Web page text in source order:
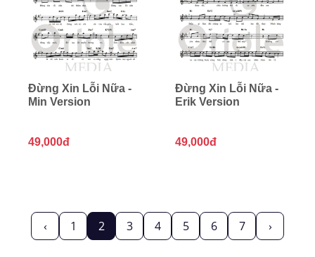
Đừng Xin Lỗi Nữa -
Min Version
49,000đ
Đừng Xin Lỗi Nữa -
Erik Version
49,000đ
‹ 1 2 3 4 5 6 7 ›